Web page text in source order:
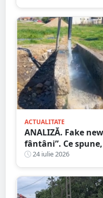
ACTUALITATE
ANALIZĂ. Fake
fântâni”. Ce
unde a pornit
24 iulie 2026